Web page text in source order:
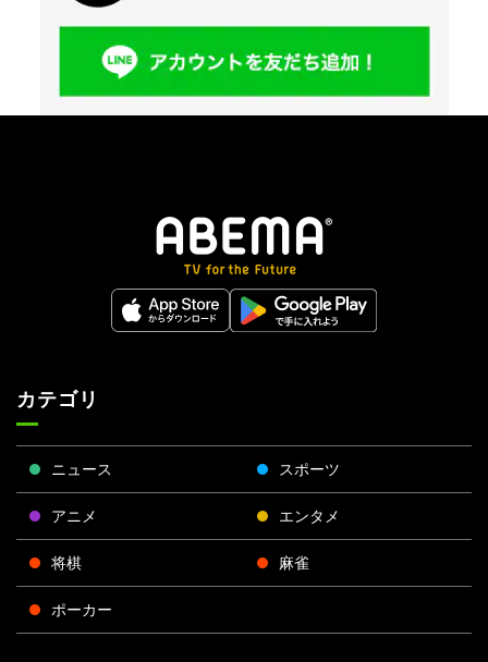
カテゴリ
ニュース スポーツ
アニメ エンタメ
将棋 麻雀
ポーカー